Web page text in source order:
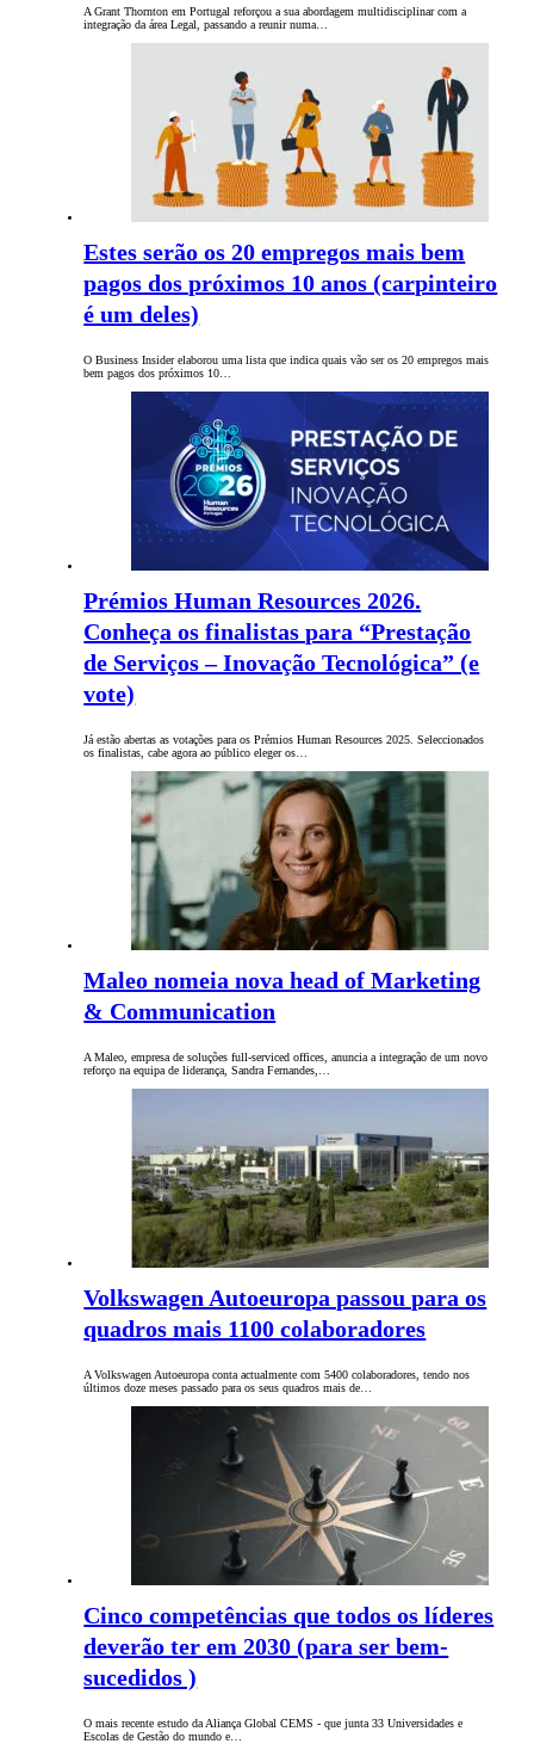
A Grant Thornton em Portugal reforçou a sua abordagem multidisciplinar com a
integração da área Legal, passando a reunir numa…
Estes serão os 20 empregos mais bem
pagos dos próximos 10 anos (carpinteiro
é um deles)
O Business Insider elaborou uma lista que indica quais vão ser os 20 empregos mais
bem pagos dos próximos 10…
Prémios Human Resources 2026.
Conheça os finalistas para “Prestação
de Serviços – Inovação Tecnológica” (e
vote)
Já estão abertas as votações para os Prémios Human Resources 2025. Seleccionados
os finalistas, cabe agora ao público eleger os…
Maleo nomeia nova head of Marketing
& Communication
A Maleo, empresa de soluções full-serviced offices, anuncia a integração de um novo
reforço na equipa de liderança, Sandra Fernandes,…
Volkswagen Autoeuropa passou para os
quadros mais 1100 colaboradores
A Volkswagen Autoeuropa conta actualmente com 5400 colaboradores, tendo nos
últimos doze meses passado para os seus quadros mais de…
Cinco competências que todos os líderes
deverão ter em 2030 (para ser bem-
sucedidos )
O mais recente estudo da Aliança Global CEMS - que junta 33 Universidades e
Escolas de Gestão do mundo e…